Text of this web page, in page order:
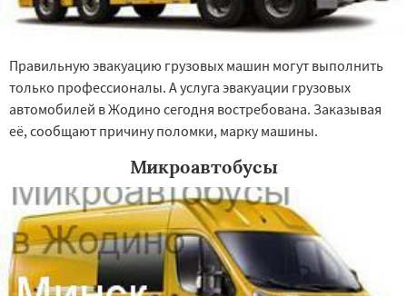
Правильную эвакуацию грузовых машин могут выполнить
только профессионалы. А услуга эвакуации грузовых
автомобилей в Жодино сегодня востребована. Заказывая
её, сообщают причину поломки, марку машины.
Микроавтобусы